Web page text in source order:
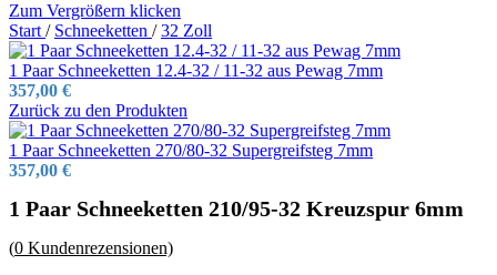
Zum Vergrößern klicken
Start / Schneeketten / 32 Zoll
1 Paar Schneeketten 12.4-32 / 11-32 aus Pewag 7mm
357,00 €
Zurück zu den Produkten
1 Paar Schneeketten 270/80-32 Supergreifsteg 7mm
357,00 €
1 Paar Schneeketten 210/95-32 Kreuzspur 6mm
(0 Kundenrezensionen)